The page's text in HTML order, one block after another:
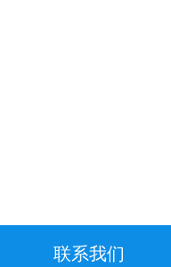
联系我们